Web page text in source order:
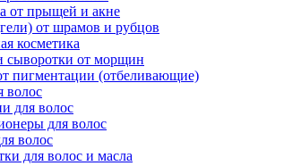
от прыщей и акне
от шрамов и рубцов
косметика
сыворотки от морщин
пигментации (отбеливающие)
волос
для волос
для волос
волос
для волос и масла